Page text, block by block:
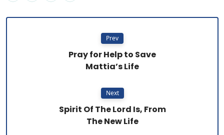
Prev
Pray for Help to Save
Mattia’s Life
Next
Spirit Of The Lord Is, From
The New Life